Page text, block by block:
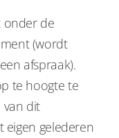
onder de
(wordt
afspraak).
te hoogte te
dit
eigen gelederen